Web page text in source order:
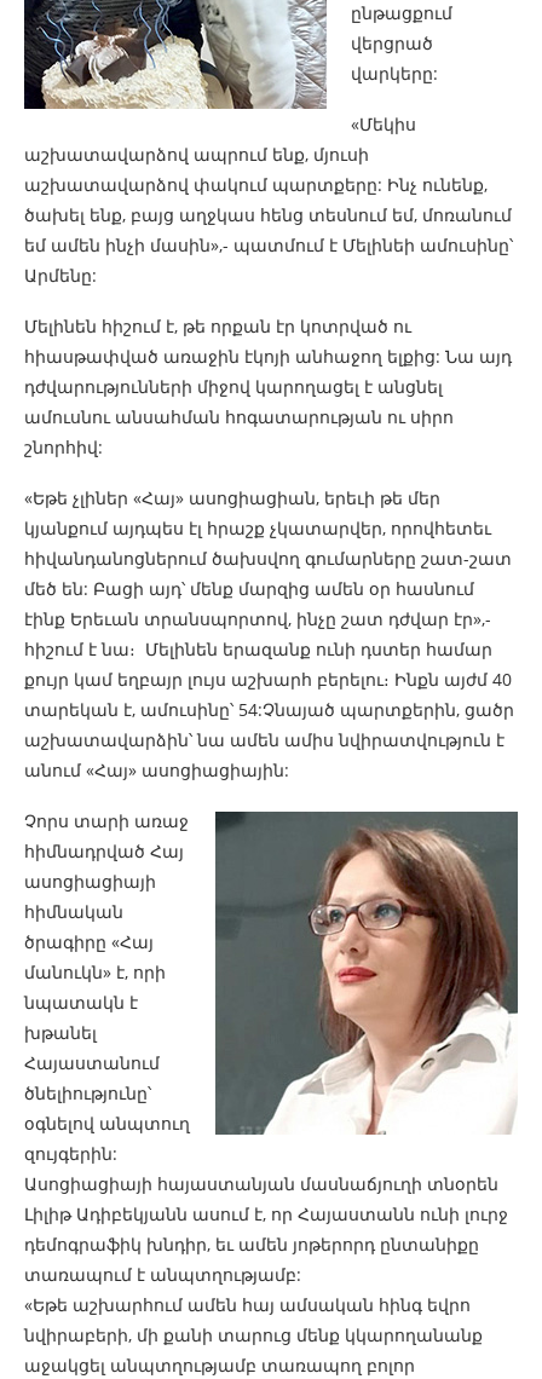
ընթացքում
վերցրած
վարկերը:
«Մեկիս
աշխատավարձով ապրում ենք, մյուսի
աշխատավարձով փակում պարտքերը: Ինչ ունենք,
ծախել ենք, բայց աղջկաս հենց տեսնում եմ, մոռանում
եմ ամեն ինչի մասին»,- պատմում է Մելինեի ամուսինը՝
Արմենը:
Մելինեն հիշում է, թե որքան էր կոտրված ու
հիասթափված առաջին էկոյի անհաջող ելքից: Նա այդ
դժվարությունների միջով կարողացել է անցնել
ամուսնու անսահման հոգատարության ու սիրո
շնորհիվ:
«Եթե չլիներ «Հայ» ասոցիացիան, երեւի թե մեր
կյանքում այդպես էլ հրաշք չկատարվեր, որովհետեւ
հիվանդանոցներում ծախսվող գումարները շատ-շատ
մեծ են: Բացի այդ՝ մենք մարզից ամեն օր հասնում
էինք Երեւան տրանսպորտով, ինչը շատ դժվար էր»,-
հիշում է նա։ Մելինեն երազանք ունի դստեր համար
քույր կամ եղբայր լույս աշխարհ բերելու։ Ինքն այժմ 40
տարեկան է, ամուսինը՝ 54:Չնայած պարտքերին, ցածր
աշխատավարձին՝ նա ամեն ամիս նվիրատվություն է
անում «Հայ» ասոցիացիային:
Չորս տարի առաջ
հիմնադրված Հայ
ասոցիացիայի
հիմնական
ծրագիրը «Հայ
մանուկն» է, որի
նպատակն է
խթանել
Հայաստանում
ծնելիությունը՝
օգնելով անպտուղ
զույգերին:
Ասոցիացիայի հայաստանյան մասնաճյուղի տնօրեն
Լիլիթ Ադիբեկյանն ասում է, որ Հայաստանն ունի լուրջ
դեմոգրաֆիկ խնդիր, եւ ամեն յոթերորդ ընտանիքը
տառապում է անպտղությամբ:
«Եթե աշխարհում ամեն հայ ամսական հինգ եվրո
նվիրաբերի, մի քանի տարուց մենք կկարողանանք
աջակցել անպտղությամբ տառապող բոլոր